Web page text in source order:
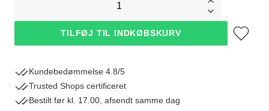
1
TILFØJ TIL INDKØBSKURV
Tilføj til
Kundebedømmelse 4.8/5
Trusted Shops certificeret
Bestilt før kl. 17.00, afsendt samme dag